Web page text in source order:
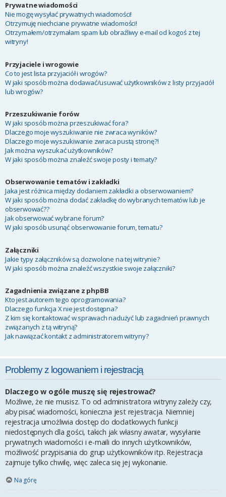
Prywatne wiadomości
Nie mogę wysyłać prywatnych wiadomości!
Otrzymuję niechciane prywatne wiadomości!
Otrzymałem/otrzymałam spam lub obraźliwy e-mail od kogoś z tej
witryny!
Przyjaciele i wrogowie
Co to jest lista przyjaciół i wrogów?
W jaki sposób można dodawać/usuwać użytkowników z listy przyjaciół
lub wrogów?
Przeszukiwanie forów
W jaki sposób można przeszukiwać fora?
Dlaczego moje wyszukiwanie nie zwraca wyników?
Dlaczego moje wyszukiwanie zwraca pustą stronę?!
Jak można wyszukać użytkowników?
W jaki sposób można znaleźć swoje posty i tematy?
Obserwowanie tematów i zakładki
Jaka jest różnica między dodaniem zakładki a obserwowaniem?
W jaki sposób można dodać zakładkę do wybranych tematów lub je
obserwować??
Jak obserwować wybrane forum?
W jaki sposób usunąć obserwowanie forum, tematu?
Załączniki
Jakie typy załączników są dozwolone na tej witrynie?
W jaki sposób można znaleźć wszystkie swoje załączniki?
Zagadnienia związane z phpBB
Kto jest autorem tego oprogramowania?
Dlaczego funkcja X nie jest dostępna?
Z kim się kontaktować w sprawach nadużyć lub zagadnień prawnych
związanych z tą witryną?
Jak nawiązać kontakt z administratorem witryny?
Problemy z logowaniem i rejestracją
Dlaczego w ogóle muszę się rejestrować?
Możliwe, że nie musisz. To od administratora witryny zależy czy,
aby pisać wiadomości, konieczna jest rejestracja. Niemniej
rejestracja umożliwia dostęp do dodatkowych funkcji
niedostępnych dla gości, takich jak własny awatar, wysyłanie
prywatnych wiadomości i e-maili do innych użytkowników,
możliwość przypisania do grup użytkowników itp. Rejestracja
zajmuje tylko chwilę, więc zaleca się jej wykonanie.
Na górę